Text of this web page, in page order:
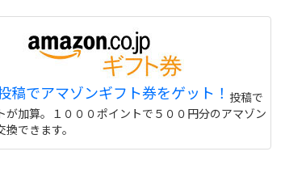
稿でアマゾンギフト券をゲット！ 投稿で
が加算。１０００ポイントで５００円分のアマゾン
できます。